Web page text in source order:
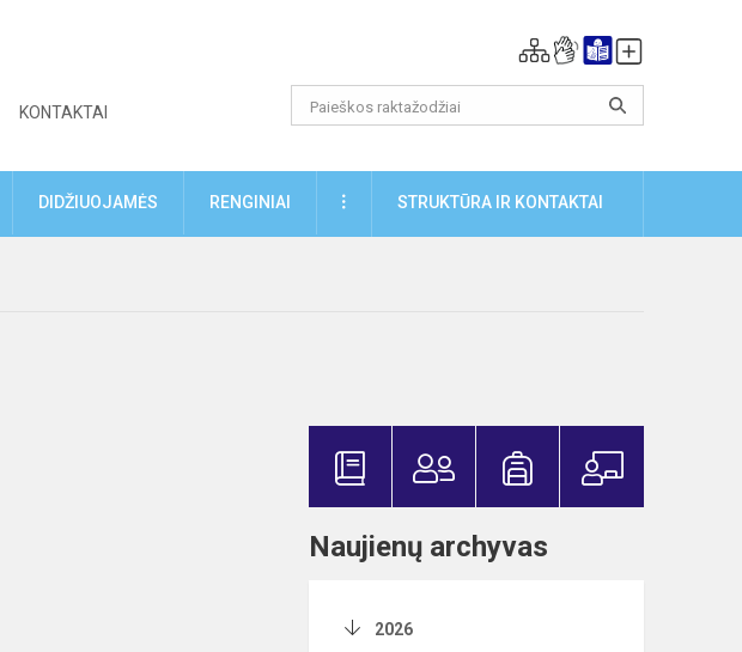
KONTAKTAI
DIDŽIUOJAMĖS RENGINIAI DAUGIAUSTRUKTŪRA IR KONTAKTAI
Naujienų archyvas
2026